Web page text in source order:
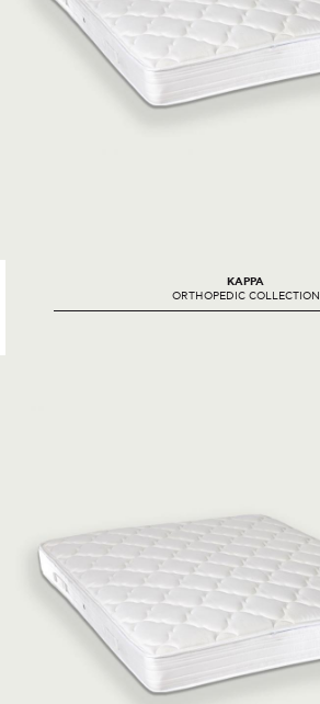
KAPPA
ORTHOPEDIC COLLECTION